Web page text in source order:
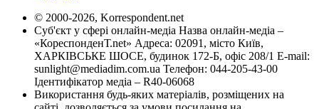
© 2000-2026, Korrespondent.net
Суб'єкт у сфері онлайн-медіа Назва онлайн-медіа –
«КореспонденТ.net» Адреса: 02091, місто Київ,
ХАРКІВСЬКЕ ШОСЕ, будинок 172-Б, офіс 208/1 E-mail:
sunlight@mediadim.com.ua Телефон: 044-205-43-00
Ідентифікатор медіа – R40-06068
Використання будь-яких матеріалів, розміщених на